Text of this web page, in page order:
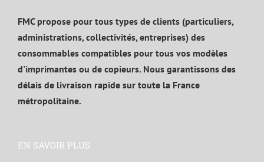
FMC propose pour tous types de clients (particuliers,
administrations, collectivités, entreprises) des
consommables compatibles pour tous vos modèles
d'imprimantes ou de copieurs. Nous garantissons des
délais de livraison rapide sur toute la France
métropolitaine.
EN SAVOIR PLUS